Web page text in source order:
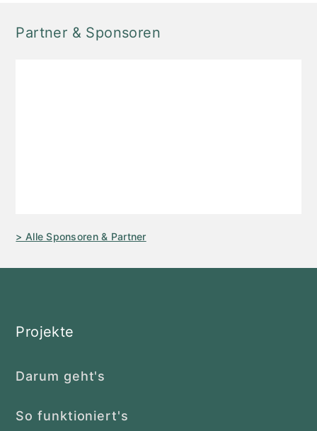
Partner & Sponsoren
> Alle Sponsoren & Partner
Projekte
Darum geht's
So funktioniert's